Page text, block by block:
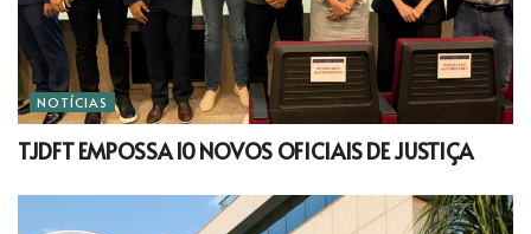
NOTÍCIAS
TJDFT EMPOSSA 10 NOVOS OFICIAIS DE JUSTIÇA